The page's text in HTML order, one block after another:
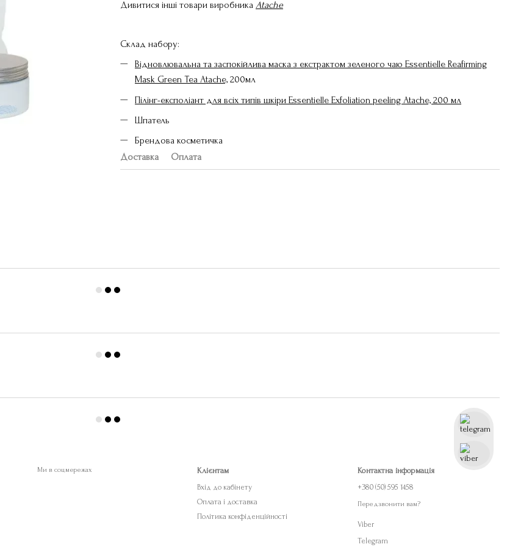
Дивитися інші товари виробника Atache
Склад набору:
Відновлювальна та заспокійлива маска з екстрактом зеленого чаю Essentielle Reafirming
Mask Green Tea Atache, 200мл
Пілінг-експоліант для всіх типів шкіри Essentielle Exfoliation peeling Atache, 200 мл
Шпатель
Брендова косметичка
Доставка
Оплата
Ми в соцмережах Клієнтам
Вхід до кабінету
Оплата і доставка
Політика конфіденційності
Контактна інформація
+380 (50) 595 1458
Передзвонити вам?
Viber
Telegram